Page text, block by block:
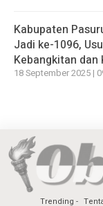
Kabupaten
Jadi ke-1096,
Kebangkitan dan
18 September 2025 |
Trending